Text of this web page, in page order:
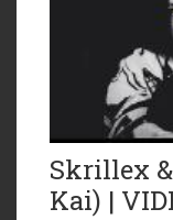
Skrillex
Kai) |